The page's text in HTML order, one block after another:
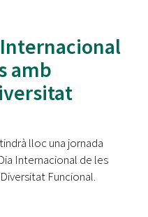
amb
lloc una jornada
Internacional de les
Funcional.